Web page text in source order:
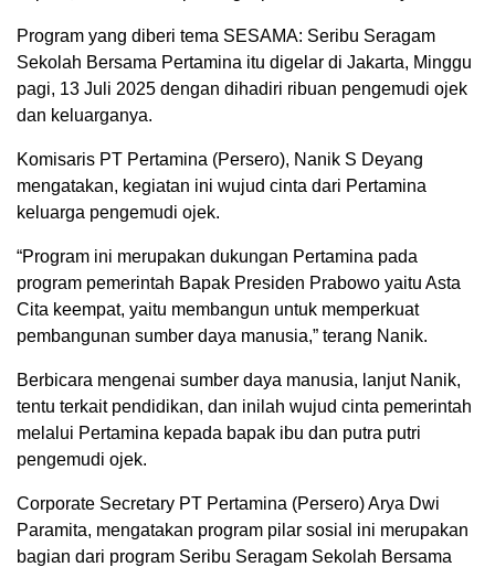
Program yang diberi tema SESAMA: Seribu Seragam
Sekolah Bersama Pertamina itu digelar di Jakarta, Minggu
pagi, 13 Juli 2025 dengan dihadiri ribuan pengemudi ojek
dan keluarganya.
Komisaris PT Pertamina (Persero), Nanik S Deyang
mengatakan, kegiatan ini wujud cinta dari Pertamina
keluarga pengemudi ojek.
“Program ini merupakan dukungan Pertamina pada
program pemerintah Bapak Presiden Prabowo yaitu Asta
Cita keempat, yaitu membangun untuk memperkuat
pembangunan sumber daya manusia,” terang Nanik.
Berbicara mengenai sumber daya manusia, lanjut Nanik,
tentu terkait pendidikan, dan inilah wujud cinta pemerintah
melalui Pertamina kepada bapak ibu dan putra putri
pengemudi ojek.
Corporate Secretary PT Pertamina (Persero) Arya Dwi
Paramita, mengatakan program pilar sosial ini merupakan
bagian dari program Seribu Seragam Sekolah Bersama